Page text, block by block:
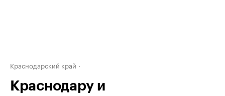
Краснодарский край
Краснодару и